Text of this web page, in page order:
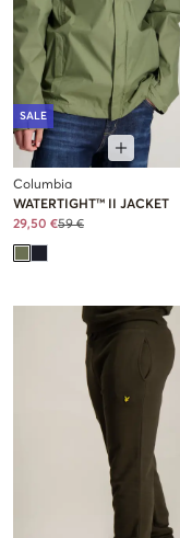
SALE
Columbia
WATERTIGHT™ II JACKET
29,50 €59 €